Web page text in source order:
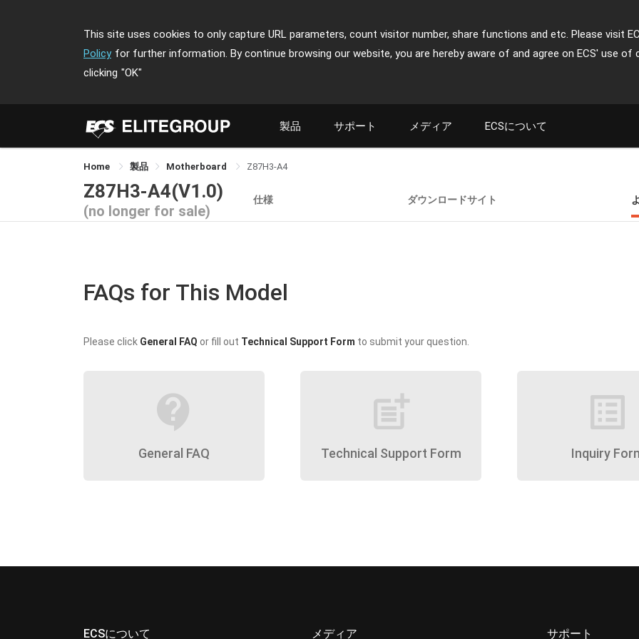
This site uses cookies to only capture URL parameters, count visitor number, share functions and etc. Please visit
Policy for further information. By continue browsing our website, you are hereby aware of and agree on ECS' use of
clicking "OK"
製品 サポート メディア ECSについて
Home 製品 Motherboard Z87H3-A4
Z87H3-A4(V1.0)
(no longer for sale)
仕様 ダウンロードサイト
FAQs for This Model
Please click General FAQ or fill out Technical Support Form to submit your question.
contact_support
General FAQ
post_add
Technical Support Form
list_alt
Inquiry
ECSについて メディア サポート